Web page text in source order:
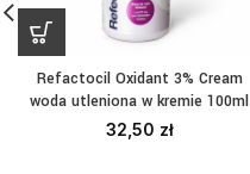
Refactocil Oxidant 3% Cream
woda utleniona w kremie 100ml
32,50 zł